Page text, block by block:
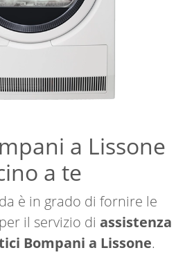
a Lissone
a te
è in grado di fornire le
il servizio di assistenza
Bompani a Lissone.